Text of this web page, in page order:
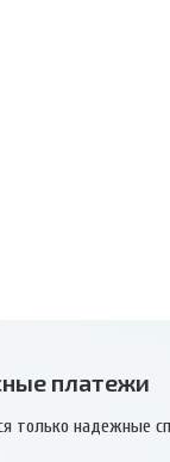
платежи
только надежные